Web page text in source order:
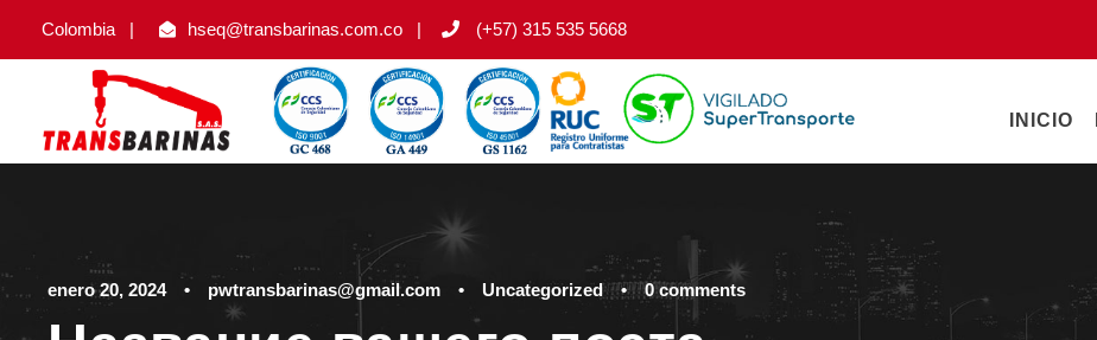
Colombia | hseq@transbarinas.com.co | (+57) 315 535 5668
INICIO
enero 20, 2024 • pwtransbarinas@gmail.com • Uncategorized • 0 comments